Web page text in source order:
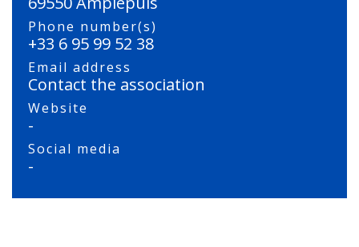
Phone number(s)
+33 6 95 99 52 38
Email address
Contact the association
Website
-
Social media
-